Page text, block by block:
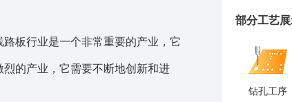
板行业是一个非常重要的产业，它
的产业，它需要不断地创新和进
部分工艺
钻孔工序